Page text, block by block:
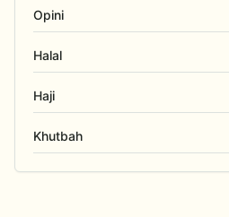
Opini
Halal
Haji
Khutbah